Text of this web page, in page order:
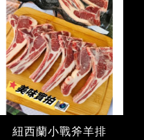
紐西蘭小戰斧羊排